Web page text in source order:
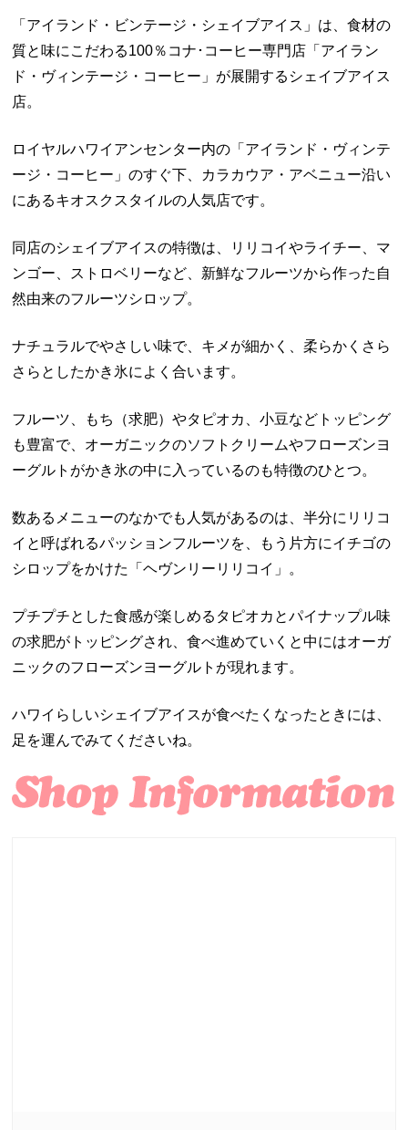
「アイランド・ビンテージ・シェイブアイス」は、食材の
質と味にこだわる100％コナ･コーヒー専門店「アイラン
ド・ヴィンテージ・コーヒー」が展開するシェイブアイス
店。
ロイヤルハワイアンセンター内の「アイランド・ヴィンテ
ージ・コーヒー」のすぐ下、カラカウア・アベニュー沿い
にあるキオスクスタイルの人気店です。
同店のシェイブアイスの特徴は、リリコイやライチー、マ
ンゴー、ストロベリーなど、新鮮なフルーツから作った自
然由来のフルーツシロップ。
ナチュラルでやさしい味で、キメが細かく、柔らかくさら
さらとしたかき氷によく合います。
フルーツ、もち（求肥）やタピオカ、小豆などトッピング
も豊富で、オーガニックのソフトクリームやフローズンヨ
ーグルトがかき氷の中に入っているのも特徴のひとつ。
数あるメニューのなかでも人気があるのは、半分にリリコ
イと呼ばれるパッションフルーツを、もう片方にイチゴの
シロップをかけた「ヘヴンリーリリコイ」。
プチプチとした食感が楽しめるタピオカとパイナップル味
の求肥がトッピングされ、食べ進めていくと中にはオーガ
ニックのフローズンヨーグルトが現れます。
ハワイらしいシェイブアイスが食べたくなったときには、
足を運んでみてくださいね。